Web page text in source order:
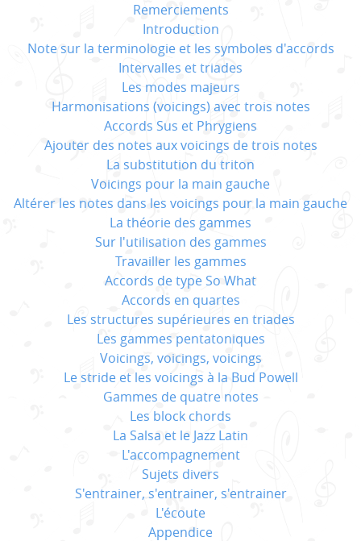
Remerciements
Introduction
Note sur la terminologie et les symboles d'accords
Intervalles et triades
Les modes majeurs
Harmonisations (voicings) avec trois notes
Accords Sus et Phrygiens
Ajouter des notes aux voicings de trois notes
La substitution du triton
Voicings pour la main gauche
Altérer les notes dans les voicings pour la main gauche
La théorie des gammes
Sur l'utilisation des gammes
Travailler les gammes
Accords de type So What
Accords en quartes
Les structures supérieures en triades
Les gammes pentatoniques
Voicings, voicings, voicings
Le stride et les voicings à la Bud Powell
Gammes de quatre notes
Les block chords
La Salsa et le Jazz Latin
L'accompagnement
Sujets divers
S'entrainer, s'entrainer, s'entrainer
L'écoute
Appendice